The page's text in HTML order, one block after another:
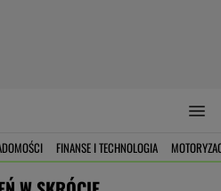
FINANSE I TECHNOLOGIA